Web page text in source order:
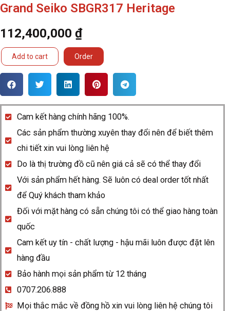
Grand Seiko SBGR317 Heritage
112,400,000 ₫
Grand
SBGR317
quantity
Add to cart Order
Cam kết hàng chính hãng 100%.
Các sản phẩm thường xuyên thay đổi nên để biết thêm
chi tiết xin vui lòng liên hệ
Do là thị trường đồ cũ nên giá cả sẽ có thể thay đổi
Với sản phẩm hết hàng. Sẽ luôn có deal order tốt nhất
để Quý khách tham khảo
Đối với mặt hàng có sẵn chúng tôi có thể giao hàng toàn
quốc
Cam kết uy tín - chất lượng - hậu mãi luôn được đặt lên
hàng đầu
Bảo hành mọi sản phẩm từ 12 tháng
0707.206.888
Mọi thắc mắc về đồng hồ xin vui lòng liên hệ chúng tôi